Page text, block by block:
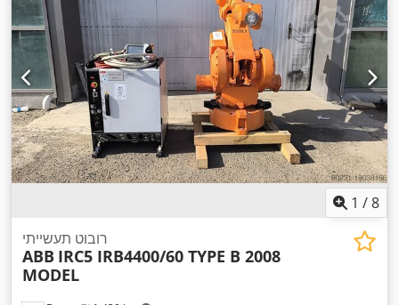
1 /8
רובוט תעשייתי
ABB IRC5 IRB4400/60 TYPE B 2008
MODEL